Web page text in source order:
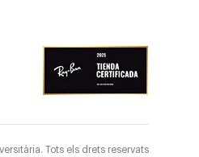
Tots els drets reservats